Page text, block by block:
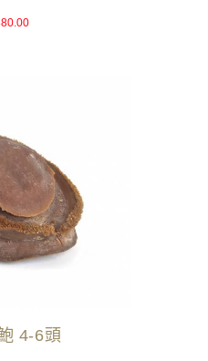
4-6頭